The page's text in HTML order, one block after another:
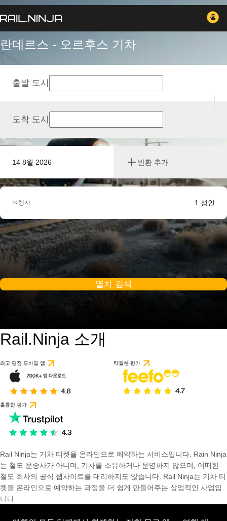
란데르스 - 오르후스 기차
14 8월 2026 반환 추가
출발 도시
도착 도시
여행자 1 성인
열차 검색
Rail.Ninja 소개
최고 평점 모바일 앱 탁월한 평가
훌륭한 평가
Rail Ninja는 기차 티켓을 온라인으로 예약하는 서비스입니다. Rain Ninja
는 철도 운송사가 아니며, 기차를 소유하거나 운영하지 않으며, 어떠한
철도 회사의 공식 웹사이트를 대리하지도 않습니다. Rail Ninja는 기차 티
켓을 온라인으로 예약하는 과정을 더 쉽게 만들어주는 상업적인 사업입
니다.